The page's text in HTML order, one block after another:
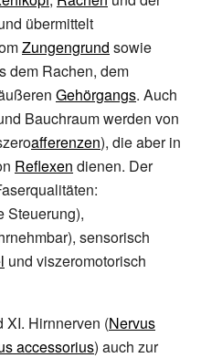
übermittelt
Zungengrund sowie
dem Rachen, dem
Gehörgangs. Auch
Bauchraum werden von
afferenzen), die aber in
Reflexen dienen. Der
Steuerung),
sensorisch
und viszeromotorisch
XI. Hirnnerven (Nervus
accessorius) auch zur